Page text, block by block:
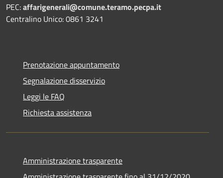
PEC:affarigenerali@comune.teramo.pecpa.it
Centralino Unico: 0861 3241
Prenotazione appuntamento
Segnalazione disservizio
Leggi le FAQ
Richiesta assistenza
Amministrazione trasparente